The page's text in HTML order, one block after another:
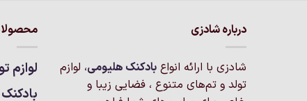
درباره شادزی
شادزی با ارائه انواع بادکنک‌ هلیومی، لوازم
تولد و تم‌های متنوع ، فضایی زیبا و
لوازم
بادکنک